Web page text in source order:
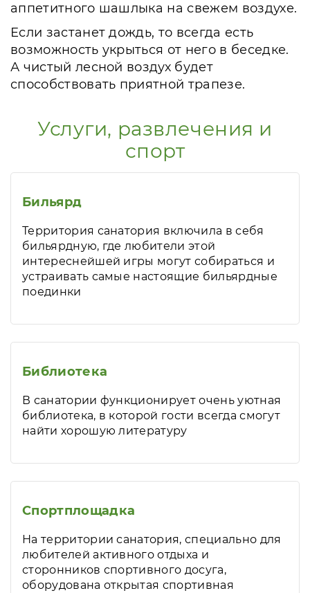
аппетитного шашлыка на свежем воздухе.
Если застанет дождь, то всегда есть
возможность укрыться от него в беседке.
А чистый лесной воздух будет
способствовать приятной трапезе.
Услуги, развлечения и
спорт
Бильярд
Территория санатория включила в себя
бильярдную, где любители этой
интереснейшей игры могут собираться и
устраивать самые настоящие бильярдные
поединки
Библиотека
В санатории функционирует очень уютная
библиотека, в которой гости всегда смогут
найти хорошую литературу
Спортплощадка
На территории санатория, специально для
любителей активного отдыха и
сторонников спортивного досуга,
оборудована открытая спортивная